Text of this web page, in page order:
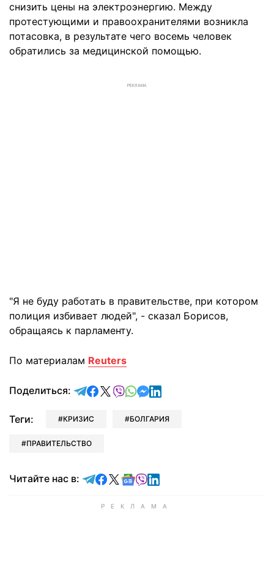
снизить цены на электроэнергию. Между
протестующими и правоохранителями возникла
потасовка, в результате чего восемь человек
обратились за медицинской помощью.
РЕКЛАМА
"Я не буду работать в правительстве, при котором
полиция избивает людей", - сказал Борисов,
обращаясь к парламенту.
По материалам Reuters
Поделиться: отправить в Telegram
поделиться в Facebook
поделиться в X
отправить в Viber
отправить в Whatsapp
отправить в Messenger
отправить в LinkedIn
Теги: КРИЗИС БОЛГАРИЯ
ПРАВИТЕЛЬСТВО
Читайте нас в: Читайте в Telegram
Читайте в Facebook
Читайте в X
Читайте в Google news
Читайте в Viber
Читайте в LinkedIn